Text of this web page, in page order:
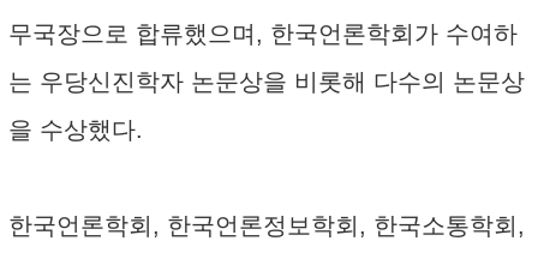
무국장으로 합류했으며, 한국언론학회가 수여하
는 우당신진학자 논문상을 비롯해 다수의 논문상
을 수상했다.
한국언론학회, 한국언론정보학회, 한국소통학회,